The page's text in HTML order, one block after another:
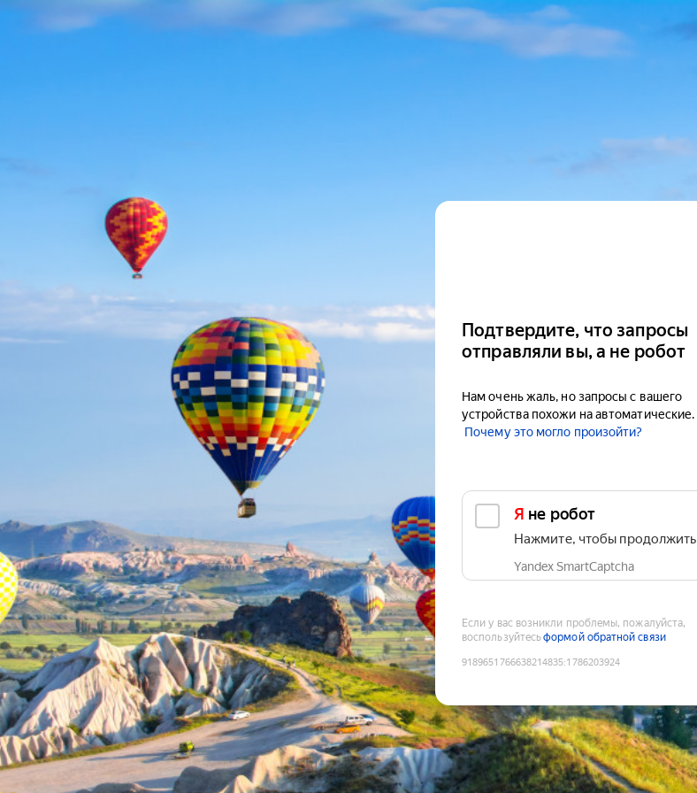
Подтвердите, что запросы
отправляли вы, а не робот
Нам очень жаль, но запросы с вашего
устройства похожи на автоматические.
Почему это могло произойти?
Я не робот
Нажмите, чтобы продолжить
Yandex SmartCaptcha
Если у вас возникли проблемы, пожалуйста,
воспользуйтесьформой обратной связи
9189651766638214835:1786203924